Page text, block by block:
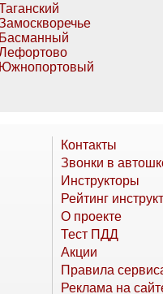
Басманный
Южнопортовый
Контакты
Звонки в
Инструкторы
Рейтинг
О проекте
Тест ПДД
Акции
Правила
Реклама на